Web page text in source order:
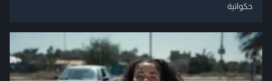
حكواتية